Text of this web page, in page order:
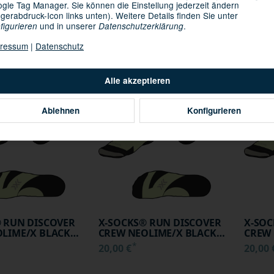
DISCOVER
X BLACK
X-SOCKS® RUN DISCOVER X-
DISCOVER
X BLACK
AUF LAGER
X-SOCKS® RUN DISCOVER
CREW NEOLIME/X BLACK
39-41
20,00 €*
AUF
X-
45-47
20,00
Alle akzeptieren
Ablehnen Konfigurieren
Tag Manager. Sie können die Einstellung jederzeit ändern
Icon links unten). Weitere Details finden Sie unter
und in unserer Datenschutzerklärung.
| Datenschutz